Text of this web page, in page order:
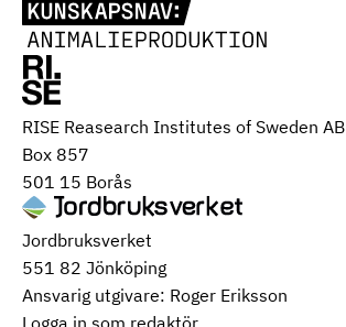
RISE Reasearch Institutes of Sweden AB
Box 857
501 15 Borås
Jordbruksverket
551 82 Jönköping
Ansvarig utgivare: Roger Eriksson